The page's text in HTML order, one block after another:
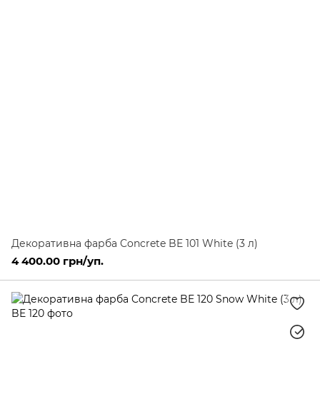
Декоративна фарба Concrete BE 101 White (3 л)
4 400.00 грн/уп.